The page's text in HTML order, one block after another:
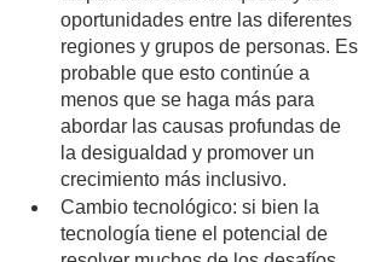
oportunidades entre las diferentes
regiones y grupos de personas. Es
probable que esto continúe a
menos que se haga más para
abordar las causas profundas de
la desigualdad y promover un
crecimiento más inclusivo.
Cambio tecnológico: si bien la
tecnología tiene el potencial de